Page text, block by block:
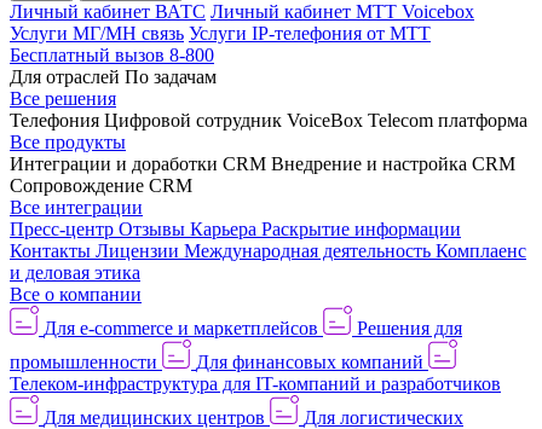
Личный кабинет ВАТС Личный кабинет МТТ Voicebox
Услуги МГ/МН связь Услуги IP-телефония от МТТ
Бесплатный вызов 8-800
Для отраслей По задачам
Все решения
Телефония Цифровой сотрудник VoiceBox Telecom платформа
Все продукты
Интеграции и доработки CRM Внедрение и настройка CRM
Сопровождение CRM
Все интеграции
Пресс-центр Отзывы Карьера Раскрытие информации
Контакты Лицензии Международная деятельность Комплаенс
и деловая этика
Все о компании
Для e-commerce и маркетплейсов
Решения для
промышленности
Для финансовых компаний
Телеком-инфраструктура для IT-компаний и разработчиков
Для медицинских центров
Для логистических